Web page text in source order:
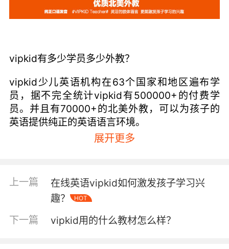
vipkid有多少学员多少外教？
vipkid少儿英语机构在63个国家和地区遍布学
员，据不完全统计vipkid有500000+的付费学
员。并且有70000+的北美外教，可以为孩子的
英语提供纯正的英语语言环境。
来我们就来看看vipkid的其他情况：
vipkid有着严格的外教筛选标准，确保每一位外
教都通过筛选简历、基础面试、课程准备、模拟
展开更多
上一篇
在线英语vipkid如何激发孩子学习兴
趣？
HOT
下一篇 vipkid用的什么教材怎么样？